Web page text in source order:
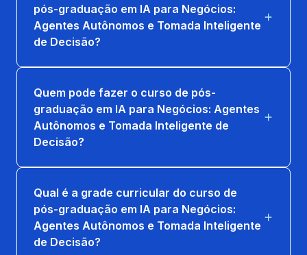
36 horas
SISTEMA DE APOIO A DECISOES - SAD
pós-graduação em IA para Negócios:
Agentes Autônomos e Tomada Inteligente
de Decisão?
Quem pode fazer o curso de pós-
graduação em IA para Negócios: Agentes
Autônomos e Tomada Inteligente de
Decisão?
Qual é a grade curricular do curso de
pós-graduação em IA para Negócios:
Agentes Autônomos e Tomada Inteligente
de Decisão?